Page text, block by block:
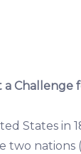
Challenge
States in
nations